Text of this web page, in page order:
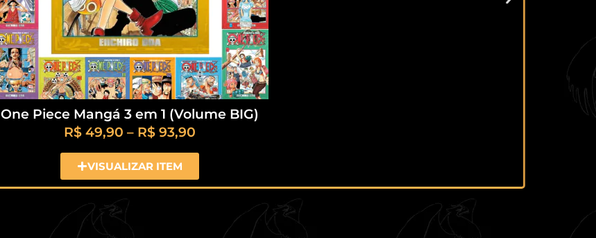
One Piece Mangá 3 em 1 (Volume BIG)
R$ 49,90 – R$ 93,90
VISUALIZAR ITEM